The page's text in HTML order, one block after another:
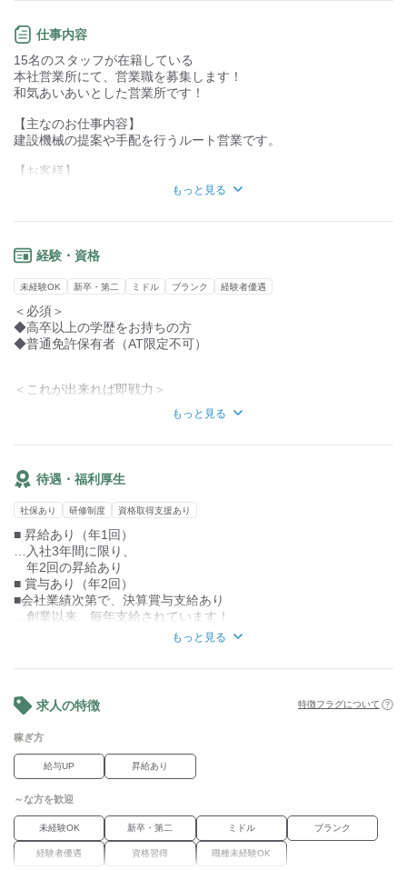
当社の営業をしてみると分かると思うのですが
”いい意味”でイメージが変わります！
営業職の捉え方としては、
【新規獲得より、既存のお客様先へ足を運ぶこと】
もちろん目標はありますが
営業所全員のチームで目指します！
是非当社の営業職として働きませんか？
仕事内容
15名のスタッフが在籍している
本社営業所にて、営業職を募集します！
和気あいあいとした営業所です！
【主なのお仕事内容】
建設機械の提案や手配を行うルート営業です。
【お客様】
to B営業（法人営業）です。
お客様のフォローがメインになります。
【入社後の体制】
当社の特徴は「焦らせない」
入社後数ヶ月は、実際に機械に触れて操作を覚える期間です。
未経験でも自信を持ってお客様と話せます。 ※移動は社用車
もっと見る
経験・資格
未経験OK 新卒・第二 ミドル ブランク 経験者優遇
＜必須＞
◆高卒以上の学歴をお持ちの方
◆普通免許保有者（AT限定不可）
＜これが出来れば即戦力＞
◆営業経験や機械の知識がある方歓迎
◆見積り作成や請求書発行のスキルが
【こんな方が活躍中】
◇お客様との信頼関係構築が得意な方
◇細かな作業が得意で几帳面な方
◇自発的に動き、柔軟な対応ができる方
会社内では、チームワークを大切にしています！
もっと見る
待遇・福利厚生
社保あり 研修制度 資格取得支援あり
■ 昇給あり（年1回）
…入社3年間に限り、
年2回の昇給あり
■ 賞与あり（年2回）
■会社業績次第で、決算賞与支給あり
…創業以来、毎年支給されています！
■ 交通費支給あり（一部支給）
■ 社会保険完備
■ 残業手当支給
■ 家族手当あり
┗高校まで1人5,000円、短大専門10,000円、
大学15,000円
■ 退職金制度完備
■ 年間休日120日
■ 特別休暇あり
■ 有給休暇完備
■ 車通勤可
■ バイク通勤可
■ 職場内禁煙
もっと見る
求人の特徴 特徴フラグについて
稼ぎ方
給与UP 昇給あり
～な方を歓迎
未経験OK 新卒・第二 ミドル ブランク
経験者優遇 資格習得 職種未経験OK